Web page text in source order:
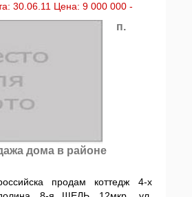
30.06.11 Цена: 9 000 000 -
п.
дома в районе
продам коттедж 4-х